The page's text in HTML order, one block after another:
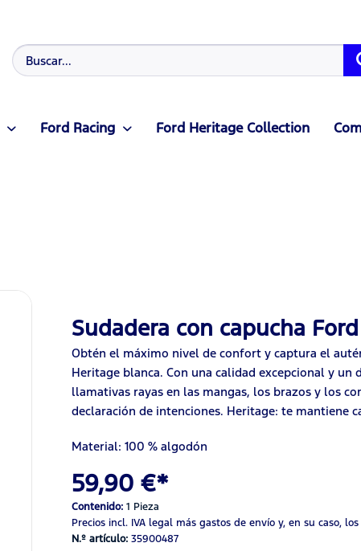
Ford Racing Ford Heritage Collection
Sudadera con capucha
Obtén el máximo nivel de confort y captura el
Heritage blanca. Con una calidad excepcional y
llamativas rayas en las mangas, los brazos y los
declaración de intenciones. Heritage: te mantiene
Material: 100 % algodón
59,90 €*
Contenido:1 Pieza
Precios incl. IVA legal más gastos de envío y, en su caso,
N.º artículo:35900487